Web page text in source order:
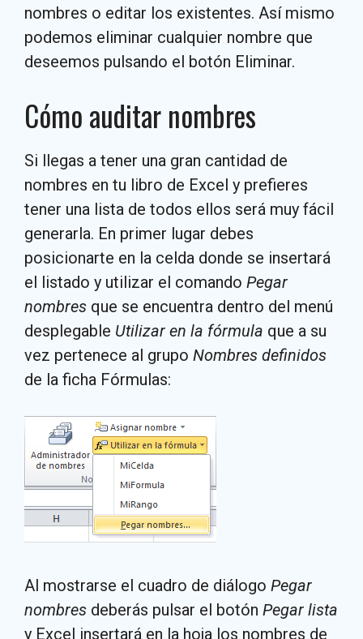
nombres o editar los existentes. Así mismo
podemos eliminar cualquier nombre que
deseemos pulsando el botón Eliminar.
Cómo auditar nombres
Si llegas a tener una gran cantidad de
nombres en tu libro de Excel y prefieres
tener una lista de todos ellos será muy fácil
generarla. En primer lugar debes
posicionarte en la celda donde se insertará
el listado y utilizar el comando Pegar
nombres que se encuentra dentro del menú
desplegable Utilizar en la fórmula que a su
vez pertenece al grupo Nombres definidos
de la ficha Fórmulas:
Al mostrarse el cuadro de diálogo Pegar
nombres deberás pulsar el botón Pegar lista
y Excel insertará en la hoja los nombres de